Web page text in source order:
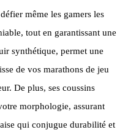
même les gamers les
tout en garantissant une
synthétique, permet une
de vos marathons de jeu
De plus, ses coussins
morphologie, assurant
qui conjugue durabilité et